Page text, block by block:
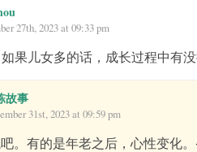
27th, 2023 at 09:33 pm
果儿女多的话，成长过程中有
故事
31st, 2023 at 09:59 pm
。有的是年老之后，心性变化